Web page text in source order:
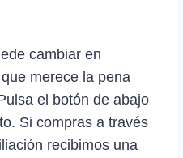
cambiar en
merece la pena
el botón de abajo
Si compras a través
recibimos una